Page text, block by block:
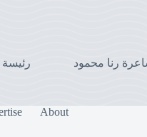
رنا محمود رئيسة
About